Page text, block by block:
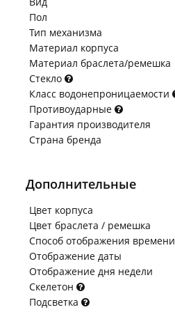
Пол
Тип механизма
Материал корпуса
Материал браслета/ремешка
Стекло
Класс водонепроницаемости
Противоударные
Гарантия производителя
Страна бренда
Дополнительные
Цвет корпуса
Цвет браслета / ремешка
Способ отображения времени
Отображение даты
Отображение дня недели
Скелетон
Подсветка